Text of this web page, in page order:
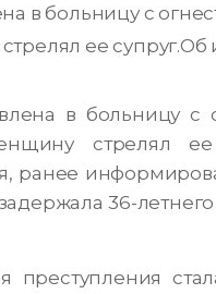
в больницу с
ее
в больницу с
стрелял ее
ранее
36-